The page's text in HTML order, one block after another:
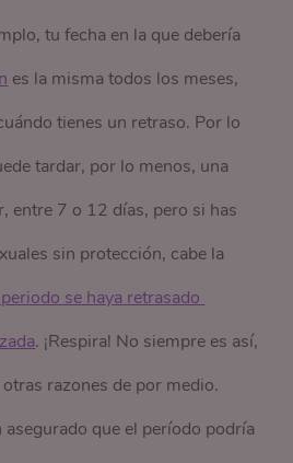
tu fecha en la que debería
es la misma todos los meses,
tienes un retraso. Por lo
tardar, por lo menos, una
entre 7 o 12 días, pero si has
sin protección, cabe la
se haya retrasado
. ¡Respira! No siempre es así,
razones de por medio.
que el período podría